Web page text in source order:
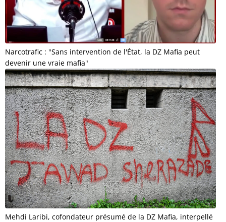
Narcotrafic : "Sans intervention de l'État, la DZ Mafia peut
devenir une vraie mafia"
Mehdi Laribi, cofondateur présumé de la DZ Mafia, interpellé